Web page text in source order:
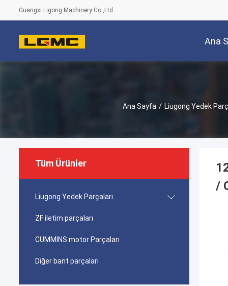
Guangxi Ligong Machinery Co.,Ltd
Ana
Ana Sayfa / Liugong Yedek
Tüm Ürünler
Liugong Yedek Parçaları
ZF iletim parçaları
CUMMINS motor Parçaları
Diğer bant parçaları
/